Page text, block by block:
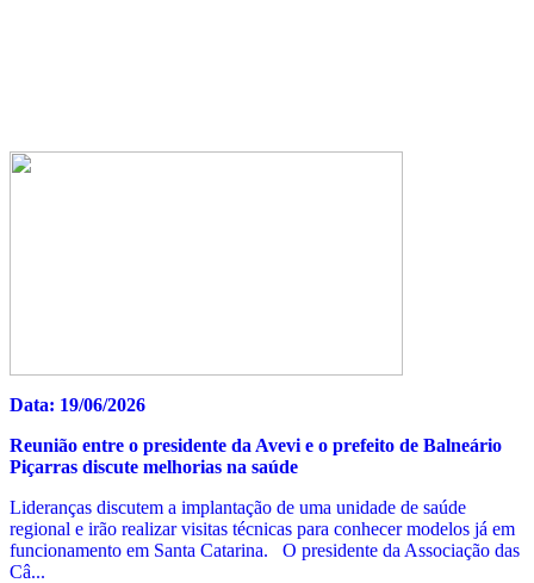
Data: 19/06/2026
Reunião entre o presidente da Avevi e o prefeito de Balneário
Piçarras discute melhorias na saúde
Lideranças discutem a implantação de uma unidade de saúde
regional e irão realizar visitas técnicas para conhecer modelos já em
funcionamento em Santa Catarina. O presidente da Associação das
Câ...